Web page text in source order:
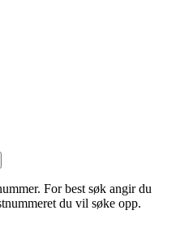
For best søk angir du
du vil søke opp.